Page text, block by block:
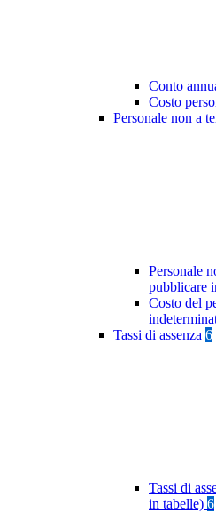
Conto
Costo
Personale non a
Personale
pubblicare
Costo del
Tassi di assenza 6
Tassi di
in tabelle) 6